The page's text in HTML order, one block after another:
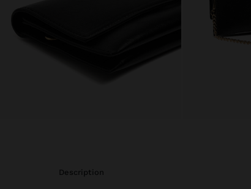
description